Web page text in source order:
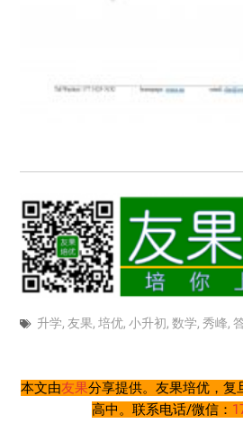
升学, 友果, 培优, 小升初, 数学, 秀峰,
本文由友果分享提供。友果培优，
高中。联系电话/微信：